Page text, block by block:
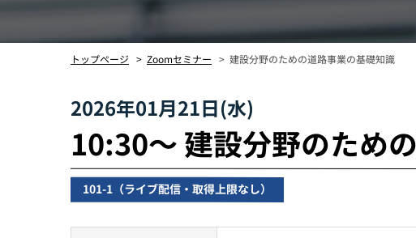
トップページ Zoomセミナー 建設分野のための道路事業の基礎知識
2026年01月21日(水)
10:30〜 建設分野のため
101-1（ライブ配信・取得上限なし）